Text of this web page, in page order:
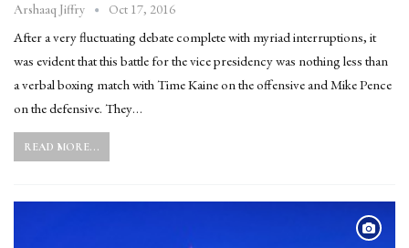
Arshaaq Jiffry Oct 17, 2016
After a very fluctuating debate complete with myriad interruptions, it
was evident that this battle for the vice presidency was nothing less than
a verbal boxing match with Time Kaine on the offensive and Mike Pence
on the defensive. They…
READ MORE...